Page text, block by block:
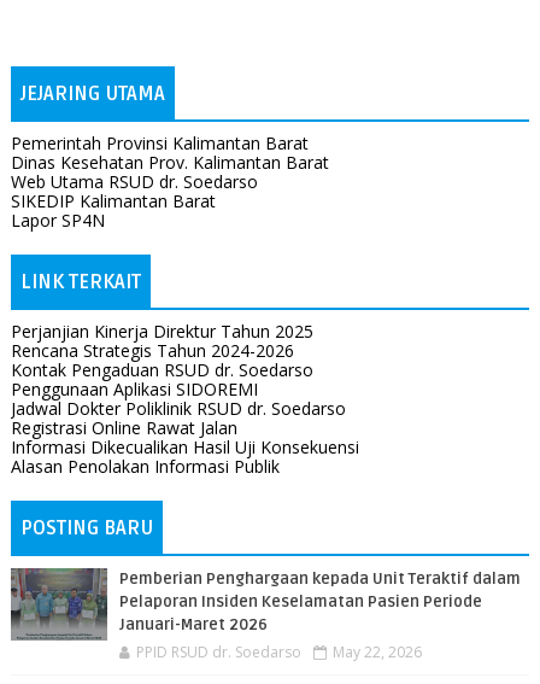
JEJARING UTAMA
Pemerintah Provinsi Kalimantan Barat
Dinas Kesehatan Prov. Kalimantan Barat
Web Utama RSUD dr. Soedarso
SIKEDIP Kalimantan Barat
Lapor SP4N
LINK TERKAIT
Perjanjian Kinerja Direktur Tahun 2025
Rencana Strategis Tahun 2024-2026
Kontak Pengaduan RSUD dr. Soedarso
Penggunaan Aplikasi SIDOREMI
Jadwal Dokter Poliklinik RSUD dr. Soedarso
Registrasi Online Rawat Jalan
Informasi Dikecualikan Hasil Uji Konsekuensi
Alasan Penolakan Informasi Publik
POSTING BARU
Pemberian Penghargaan kepada Unit Teraktif dalam
Pelaporan Insiden Keselamatan Pasien Periode
Januari-Maret 2026
PPID RSUD dr. Soedarso May 22, 2026